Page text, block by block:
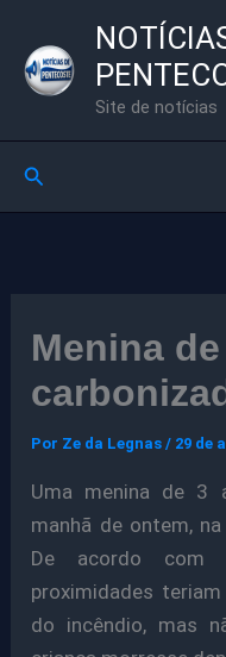
para
Site de notícias
Pesquisar
Menina
Por Ze da Legnas/ 29 de
Uma menina de 3
manhã de ontem, na
De acordo com
proximidades
do incêndio, mas